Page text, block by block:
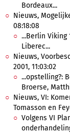
Bordeaux...
Nieuws,
08:18:08
...Berlin Viking
Liberec...
Nieuws,
2001, 11:03:02
...opstelling?:
Broerse,
Nieuws, VI:
Tomasson en
Volgens VI